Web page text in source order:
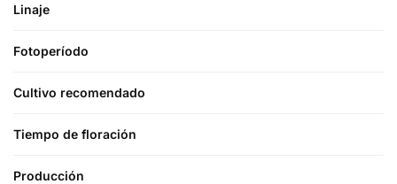
Linaje
Fotoperíodo
Cultivo recomendado
Tiempo de floración
Producción